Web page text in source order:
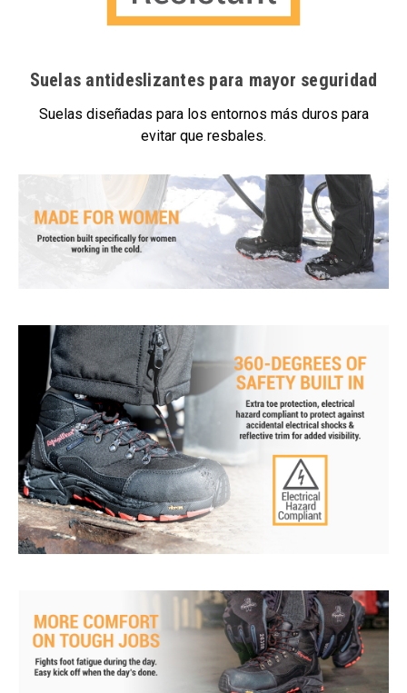
Suelas antideslizantes para mayor seguridad
Suelas diseñadas para los entornos más duros para
evitar que resbales.